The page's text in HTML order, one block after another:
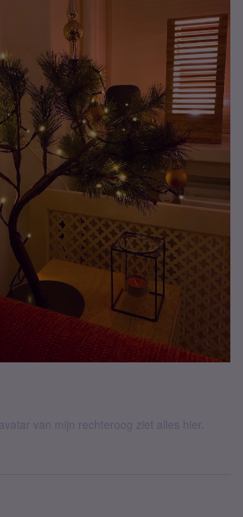
van mijn rechteroog ziet alles hier.